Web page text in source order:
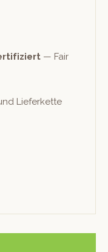
— Fair
Lieferkette